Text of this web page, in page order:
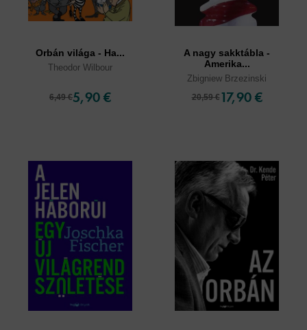
Orbán világa - Ha...
Theodor Wilbour
6,49 €5,90 €
A nagy sakktábla -
Amerika...
Zbigniew Brzezinski
20,59 € 17,90 €